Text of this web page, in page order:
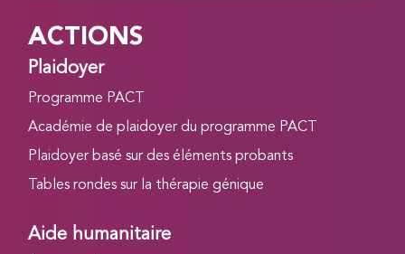
ACTIONS
Plaidoyer
Programme PACT
Académie de plaidoyer du programme PACT
Plaidoyer basé sur des éléments probants
Tables rondes sur la thérapie génique
Aide humanitaire